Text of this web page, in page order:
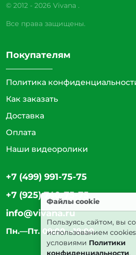
© 2012 - 2026 Vivana .
Все права защищены.
Покупателям
Политика
Как заказать
Доставка
Оплата
Наши видеоролики
+7 (499) 991-75-75
+7 (925) 740-75-75
info@vivana.ru
Пн.—Пт. 09:00—18:00
Файлы cookie
Пользуясь сайтом, вы
использованием
условиями Политики
конфиденциальности.